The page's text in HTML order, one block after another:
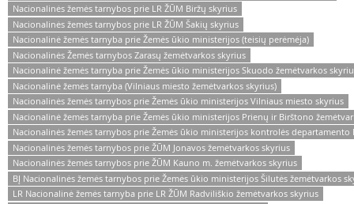
Nacionalinės žemės tarnybos prie LR ŽŪM Biržų skyrius
Nacionalinės žemės tarnybos prie LR ŽŪM Šakių skyrius
Nacionalinė žemės tarnyba prie Žemės ūkio ministerijos (teisių perėmėja)
Nacionalinės Žemės tarnybos Zarasų žemėtvarkos skyrius
Nacionalinė žemės tarnyba prie Žemės ūkio ministerijos Skuodo žemėtvarkos
Nacionalinė žemės tarnyba (Vilniaus miesto žemėtvarkos skyrius)
Nacionalinės žemės tarnybos prie Žemės ūkio ministerijos Vilniaus miesto skyrius
Nacionalinė žemės tarnyba prie Žemės ūkio ministerijos Prienų ir Birštono
Nacionalinės žemės tarnybos prie Žemės ūkio ministerijos kontrolės
Nacionalinės žemės tarnybos prie ŽŪM Jonavos žemėtvarkos skyrius
Nacionalinės žemės tarnybos prie ŽŪM Kauno m. žemėtvarkos skyrius
BĮ Nacionalinės žemės tarnybos prie Žemės ūkio ministerijos Šilutės žemėtvarkos
LR Nacionalinė žemės tarnyba prie LR ŽŪM Radviliškio žemėtvarkos skyrius